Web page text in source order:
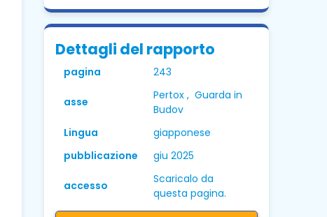
Dettagli del rapporto
pagina 243
asse
Pertox , Guarda in
Budov
Lingua
giapponese
pubblicazione
giu 2025
accesso
Scaricalo da
questa pagina.